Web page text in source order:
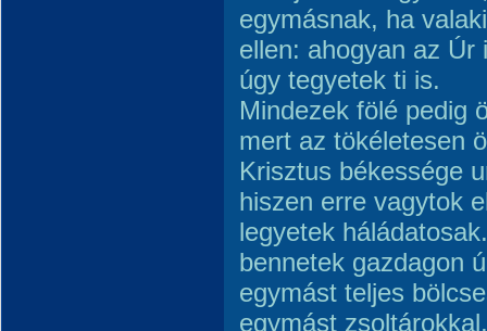
egymásnak, ha
ellen: ahogyan az
úgy tegyetek ti is.
Mindezek fölé pedig
mert az tökéletesen
Krisztus békessége
hiszen erre vagytok
legyetek
bennetek gazdagon
egymást teljes
egymást